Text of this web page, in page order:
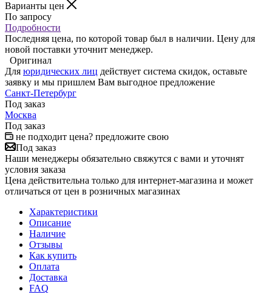
Варианты цен
По запросу
Подробности
Последняя цена, по которой товар был в наличии. Цену для
новой поставки уточнит менеджер.
Оригинал
Для юридических лиц действует система скидок, оставьте
заявку и мы пришлем Вам выгодное предложение
Санкт-Петербург
Под заказ
Москва
Под заказ
не подходит цена? предложите свою
Под заказ
Наши менеджеры обязательно свяжутся с вами и уточнят
условия заказа
Цена действительна только для интернет-магазина и может
отличаться от цен в розничных магазинах
Характеристики
Описание
Наличие
Отзывы
Как купить
Оплата
Доставка
FAQ